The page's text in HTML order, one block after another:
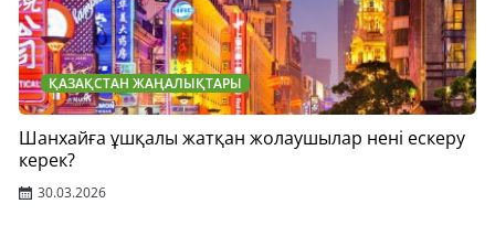
ҚАЗАҚСТАН ЖАҢАЛЫҚТАРЫ
Шанхайға ұшқалы жатқан жолаушылар нені ескеру
керек?
30.03.2026